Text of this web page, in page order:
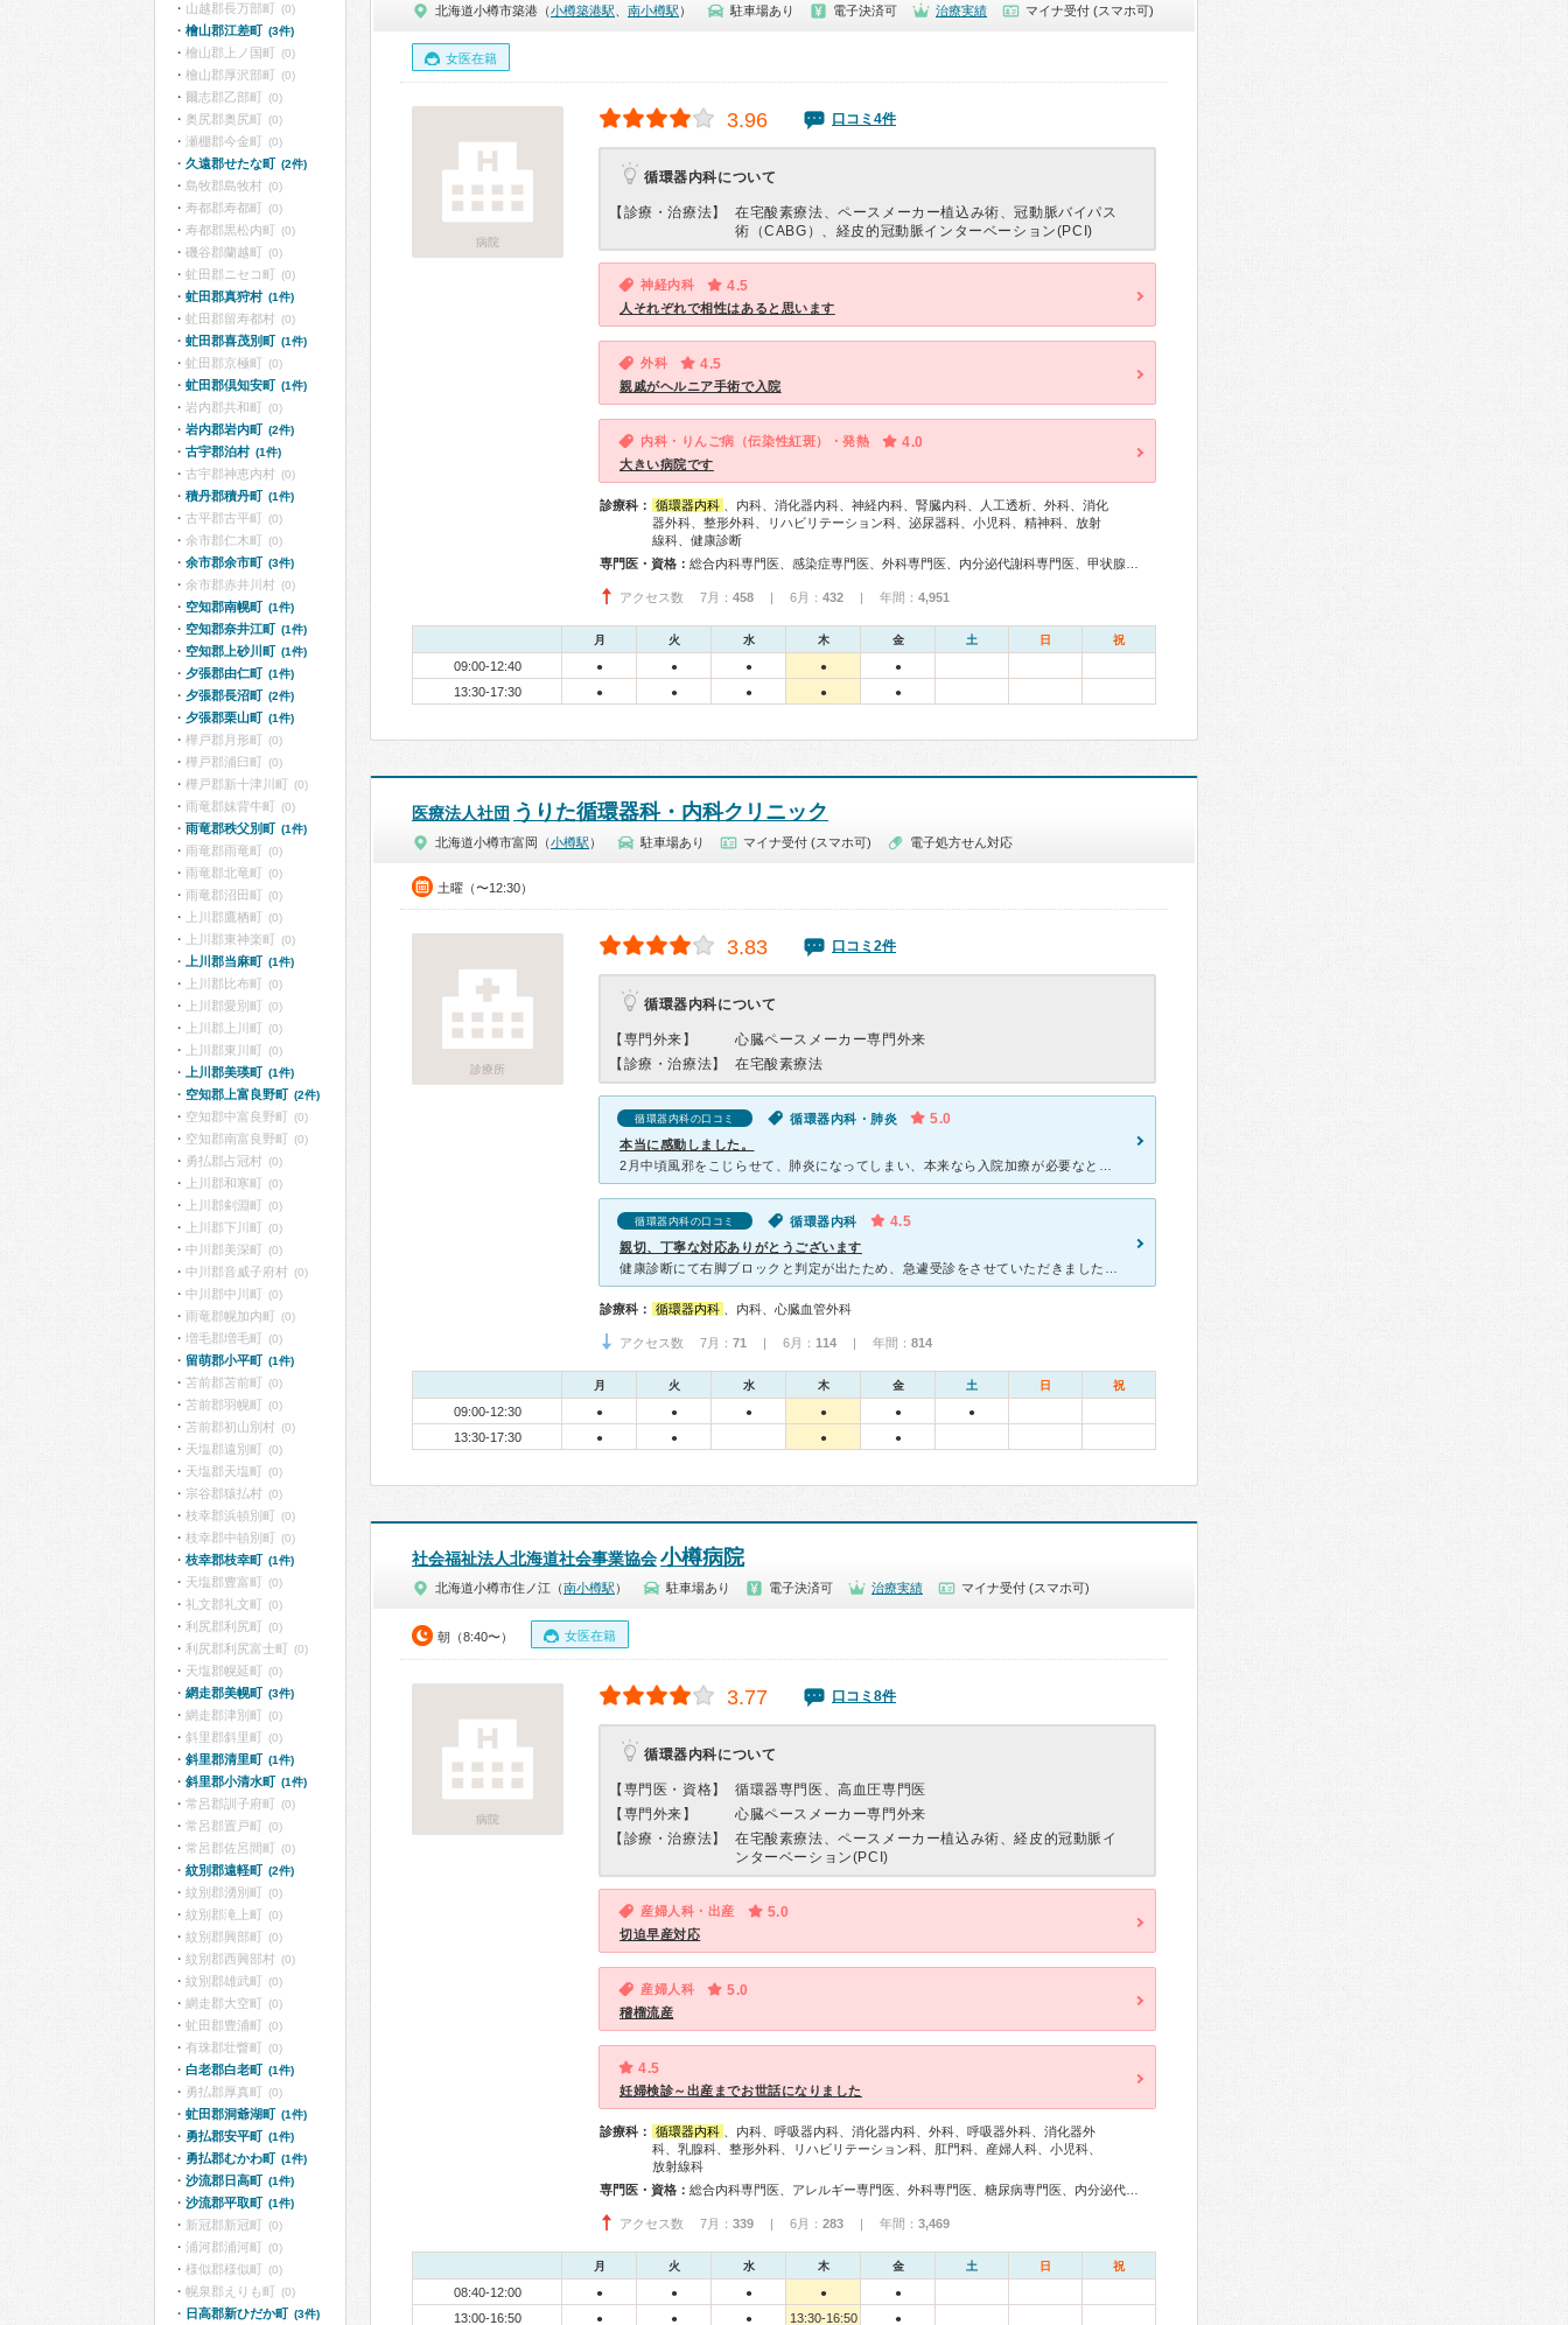
北海道小樽市築港（小樽築港駅 南小樽駅 ） 駐車場あり 電子決済可 治療実績 マイナ受付 (スマホ可)
女医在籍
病院
3.96 口コミ4件
循環器内科について
【診療・治療法】
在宅酸素療法、ペースメーカー植込み術、冠動脈バイパス
術（CABG）、経皮的冠動脈インターベーション(PCI)
神経内科 4.5
人それぞれで相性はあると思います
外科 4.5
親戚がヘルニア手術で入院
内科・りんご病（伝染性紅斑）・発熱 4.0
大きい病院です
診療科： 循環器内科
、内科、消化器内科、神経内科、腎臓内科、人工透析、外科、消化
器外科、整形外科、リハビリテーション科、泌尿器科、小児科、精神科、放射
線科、健康診断
専門医・資格：
アクセス数 7月： 458 | 6月： 432 | 年間： 4,951
月 火 水 木 金 土 日 祝
09:00-12:40 ● ● ● ● ●
13:30-17:30 ● ● ● ● ●
医療法人社団 うりた循環器科・内科クリニック
北海道小樽市富岡（小樽駅 ） 駐車場あり マイナ受付 (スマホ可) 電子処方せん対応
土曜（〜12:30）
診療所
3.83 口コミ2件
循環器内科について
【専門外来】
心臓ペースメーカー専門外来
【診療・治療法】
在宅酸素療法
循環器内科の口コミ 循環器内科・肺炎 5.0
本当に感動しました。
循環器内科の口コミ 循環器内科 4.5
親切、丁寧な対応ありがとうございます
診療科： 循環器内科 、内科、心臓血管外科
アクセス数 7月： 71 | 6月： 114 | 年間： 814
月 火 水 木 金 土 日 祝
09:00-12:30 ● ● ● ● ● ●
13:30-17:30 ● ● ● ●
社会福祉法人北海道社会事業協会小樽病院
北海道小樽市住ノ江（南小樽駅 ） 駐車場あり 電子決済可 治療実績 マイナ受付 (スマホ可)
朝（8:40〜） 女医在籍
病院
3.77 口コミ8件
循環器内科について
【専門医・資格】
循環器専門医、高血圧専門医
【専門外来】
心臓ペースメーカー専門外来
【診療・治療法】
在宅酸素療法、ペースメーカー植込み術、経皮的冠動脈イ
ンターベーション(PCI)
産婦人科・出産 5.0
切迫早産対応
産婦人科 5.0
稽榴流産
4.5
妊婦検診～出産までお世話になりました
診療科： 循環器内科
、内科、呼吸器内科、消化器内科、外科、呼吸器外科、消化器外
科、乳腺科、整形外科、リハビリテーション科、肛門科、産婦人科、小児科、
放射線科
専門医・資格：
アクセス数 7月： 339 | 6月： 283 | 年間： 3,469
月 火 水 木 金 土 日 祝
08:40-12:00 ● ● ● ● ●
13:00-16:50 ● ● ● 13:30-16:50 ●
山越郡長万部町 (0)
檜山郡江差町 (3件)
檜山郡上ノ国町 (0)
檜山郡厚沢部町 (0)
爾志郡乙部町 (0)
奥尻郡奥尻町 (0)
瀬棚郡今金町 (0)
久遠郡せたな町 (2件)
島牧郡島牧村 (0)
寿都郡寿都町 (0)
寿都郡黒松内町 (0)
磯谷郡蘭越町 (0)
虻田郡ニセコ町 (0)
虻田郡真狩村 (1件)
虻田郡留寿都村 (0)
虻田郡喜茂別町 (1件)
虻田郡京極町 (0)
虻田郡倶知安町 (1件)
岩内郡共和町 (0)
岩内郡岩内町 (2件)
古宇郡泊村 (1件)
古宇郡神恵内村 (0)
積丹郡積丹町 (1件)
古平郡古平町 (0)
余市郡仁木町 (0)
余市郡余市町 (3件)
余市郡赤井川村 (0)
空知郡南幌町 (1件)
空知郡奈井江町 (1件)
空知郡上砂川町 (1件)
夕張郡由仁町 (1件)
夕張郡長沼町 (2件)
夕張郡栗山町 (1件)
樺戸郡月形町 (0)
樺戸郡浦臼町 (0)
樺戸郡新十津川町 (0)
雨竜郡妹背牛町 (0)
雨竜郡秩父別町 (1件)
雨竜郡雨竜町 (0)
雨竜郡北竜町 (0)
雨竜郡沼田町 (0)
上川郡鷹栖町 (0)
上川郡東神楽町 (0)
上川郡当麻町 (1件)
上川郡比布町 (0)
上川郡愛別町 (0)
上川郡上川町 (0)
上川郡東川町 (0)
上川郡美瑛町 (1件)
空知郡上富良野町 (2件)
空知郡中富良野町 (0)
空知郡南富良野町 (0)
勇払郡占冠村 (0)
上川郡和寒町 (0)
上川郡剣淵町 (0)
上川郡下川町 (0)
中川郡美深町 (0)
中川郡音威子府村 (0)
中川郡中川町 (0)
雨竜郡幌加内町 (0)
増毛郡増毛町 (0)
留萌郡小平町 (1件)
苫前郡苫前町 (0)
苫前郡羽幌町 (0)
苫前郡初山別村 (0)
天塩郡遠別町 (0)
天塩郡天塩町 (0)
宗谷郡猿払村 (0)
枝幸郡浜頓別町 (0)
枝幸郡中頓別町 (0)
枝幸郡枝幸町 (1件)
天塩郡豊富町 (0)
礼文郡礼文町 (0)
利尻郡利尻町 (0)
利尻郡利尻富士町 (0)
天塩郡幌延町 (0)
網走郡美幌町 (3件)
網走郡津別町 (0)
斜里郡斜里町 (0)
斜里郡清里町 (1件)
斜里郡小清水町 (1件)
常呂郡訓子府町 (0)
常呂郡置戸町 (0)
常呂郡佐呂間町 (0)
紋別郡遠軽町 (2件)
紋別郡湧別町 (0)
紋別郡滝上町 (0)
紋別郡興部町 (0)
紋別郡西興部村 (0)
紋別郡雄武町 (0)
網走郡大空町 (0)
虻田郡豊浦町 (0)
有珠郡壮瞥町 (0)
白老郡白老町 (1件)
勇払郡厚真町 (0)
虻田郡洞爺湖町 (1件)
勇払郡安平町 (1件)
勇払郡むかわ町 (1件)
沙流郡日高町 (1件)
沙流郡平取町 (1件)
新冠郡新冠町 (0)
浦河郡浦河町 (0)
様似郡様似町 (0)
幌泉郡えりも町 (0)
日高郡新ひだか町 (3件)